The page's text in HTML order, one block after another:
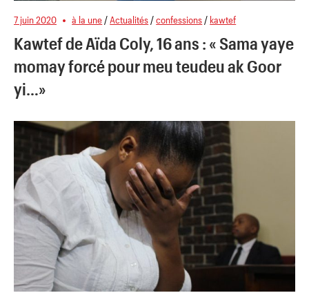
7 juin 2020 à la une /Actualités /confessions / kawtef
Kawtef de Aïda Coly, 16 ans : « Sama yaye
momay forcé pour meu teudeu ak Goor
yi…»